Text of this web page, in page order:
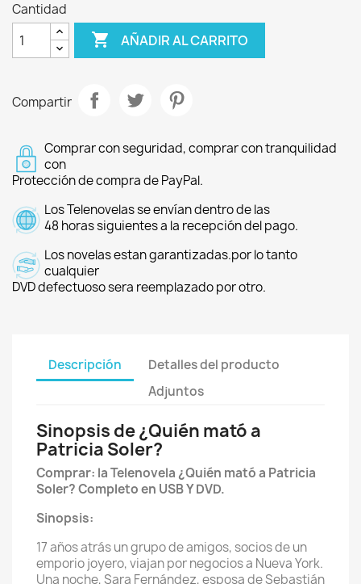
Cantidad
 AÑADIR AL CARRITO
Compartir
Comprar con seguridad, comprar con tranquilidad
con
Protección de compra de PayPal.
Los Telenovelas se envían dentro de las
48 horas siguientes a la recepción del pago.
Los novelas estan garantizadas.por lo tanto
cualquier
DVD defectuoso sera reemplazado por otro.
Descripción
Detalles del producto
Adjuntos
Sinopsis de ¿Quién mató a
Patricia Soler?
Comprar: la Telenovela ¿Quién mató a Patricia
Soler? Completo en USB Y DVD.
Sinopsis:
17 años atrás un grupo de amigos, socios de un
emporio joyero, viajan por negocios a Nueva York.
Una noche, Sara Fernández, esposa de Sebastián